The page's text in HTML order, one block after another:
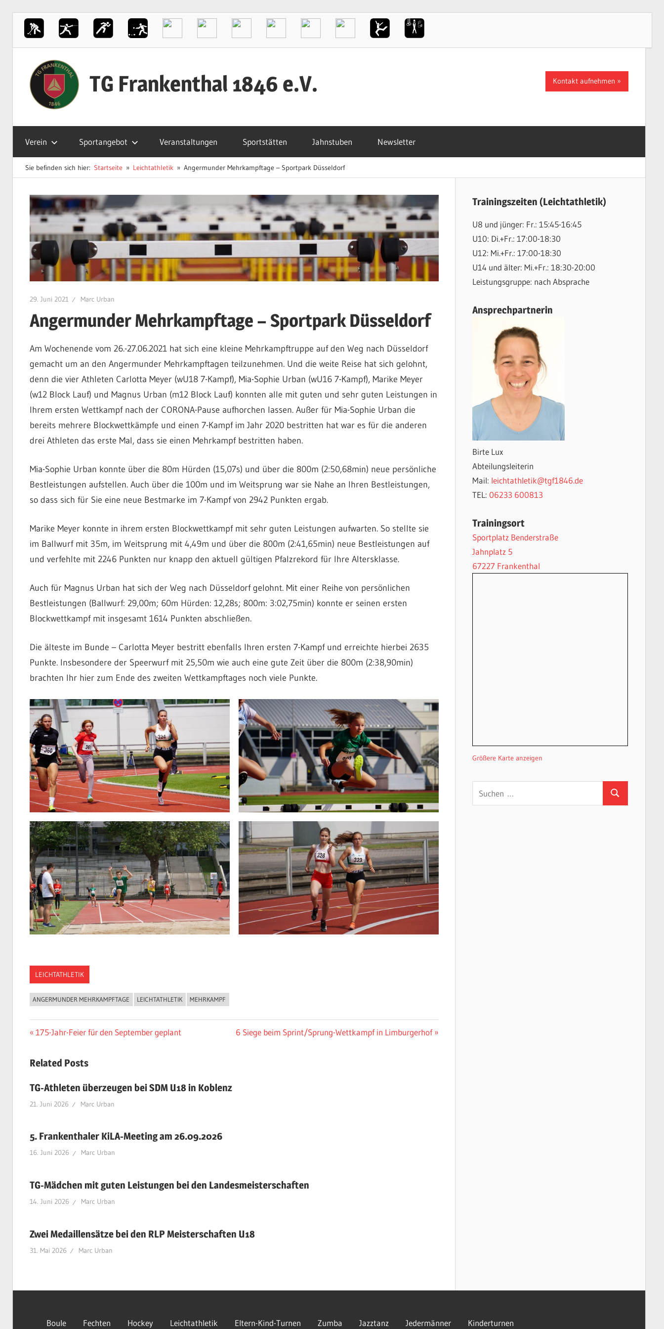
springen
TG Frankenthal 1846 e.V.
Sportverein
in
Frankenthal
Kontakt aufnehmen
Verein Sportangebot Veranstaltungen Sportstätten Jahnstuben Newsletter
Sie befinden sich hier: Startseite Leichtathletik Angermunder Mehrkampftage – Sportpark Düsseldorf
29. Juni 2021 Marc Urban
Angermunder Mehrkampftage – Sportpark Düsseldorf
Am Wochenende vom 26.-27.06.2021 hat sich eine kleine Mehrkampftruppe auf den Weg nach Düsseldorf
gemacht um an den Angermunder Mehrkampftagen teilzunehmen. Und die weite Reise hat sich gelohnt,
denn die vier Athleten Carlotta Meyer (wU18 7-Kampf), Mia-Sophie Urban (wU16 7-Kampf), Marike Meyer
(w12 Block Lauf) und Magnus Urban (m12 Block Lauf) konnten alle mit guten und sehr guten Leistungen in
Ihrem ersten Wettkampf nach der CORONA-Pause aufhorchen lassen. Außer für Mia-Sophie Urban die
bereits mehrere Blockwettkämpfe und einen 7-Kampf im Jahr 2020 bestritten hat war es für die anderen
drei Athleten das erste Mal, dass sie einen Mehrkampf bestritten haben.
Mia-Sophie Urban konnte über die 80m Hürden (15,07s) und über die 800m (2:50,68min) neue persönliche
Bestleistungen aufstellen. Auch über die 100m und im Weitsprung war sie Nahe an Ihren Bestleistungen,
so dass sich für Sie eine neue Bestmarke im 7-Kampf von 2942 Punkten ergab.
Marike Meyer konnte in ihrem ersten Blockwettkampf mit sehr guten Leistungen aufwarten. So stellte sie
im Ballwurf mit 35m, im Weitsprung mit 4,49m und über die 800m (2:41,65min) neue Bestleistungen auf
und verfehlte mit 2246 Punkten nur knapp den aktuell gültigen Pfalzrekord für Ihre Altersklasse.
Auch für Magnus Urban hat sich der Weg nach Düsseldorf gelohnt. Mit einer Reihe von persönlichen
Bestleistungen (Ballwurf: 29,00m; 60m Hürden: 12,28s; 800m: 3:02,75min) konnte er seinen ersten
Blockwettkampf mit insgesamt 1614 Punkten abschließen.
Die älteste im Bunde – Carlotta Meyer bestritt ebenfalls Ihren ersten 7-Kampf und erreichte hierbei 2635
Punkte. Insbesondere der Speerwurf mit 25,50m wie auch eine gute Zeit über die 800m (2:38,90min)
brachten Ihr hier zum Ende des zweiten Wettkampftages noch viele Punkte.
LEICHTATHLETIK
ANGERMUNDER MEHRKAMPFTAGE LEICHTATHLETIK MEHRKAMPF
Beitragsnavigation
Vorheriger
175-Jahr-Feier für den September geplant
Nächster
6 Siege beim Sprint/Sprung-Wettkampf in Limburgerhof
Related Posts
TG-Athleten überzeugen bei SDM U18 in Koblenz
21. Juni 2026 Marc Urban
5. Frankenthaler KiLA-Meeting am 26.09.2026
16. Juni 2026 Marc Urban
TG-Mädchen mit guten Leistungen bei den Landesmeisterschaften
14. Juni 2026 Marc Urban
Zwei Medaillensätze bei den RLP Meisterschaften U18
31. Mai 2026 Marc Urban
Trainingszeiten (Leichtathletik)
U8 und jünger: Fr.: 15:45-16:45
U10: Di.+Fr.: 17:00-18:30
U12: Mi.+Fr.: 17:00-18:30
U14 und älter: Mi.+Fr.: 18:30-20:00
Leistungsgruppe: nach Absprache
Ansprechpartnerin
Birte Lux
Abteilungsleiterin
Mail: leichtathletik@tgf1846.de
TEL: 06233 600813
Trainingsort
Sportplatz Benderstraße
Jahnplatz 5
67227 Frankenthal
Größere Karte anzeigen
Suchen
Boule Fechten Hockey Leichtathletik Eltern-Kind-Turnen Zumba Jazztanz Jedermänner Kinderturnen